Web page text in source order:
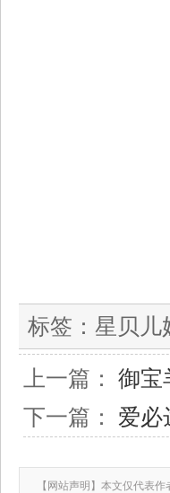
标签： 星贝儿
上一篇： 御宝
下一篇： 爱必
【网站声明】本文仅代表作